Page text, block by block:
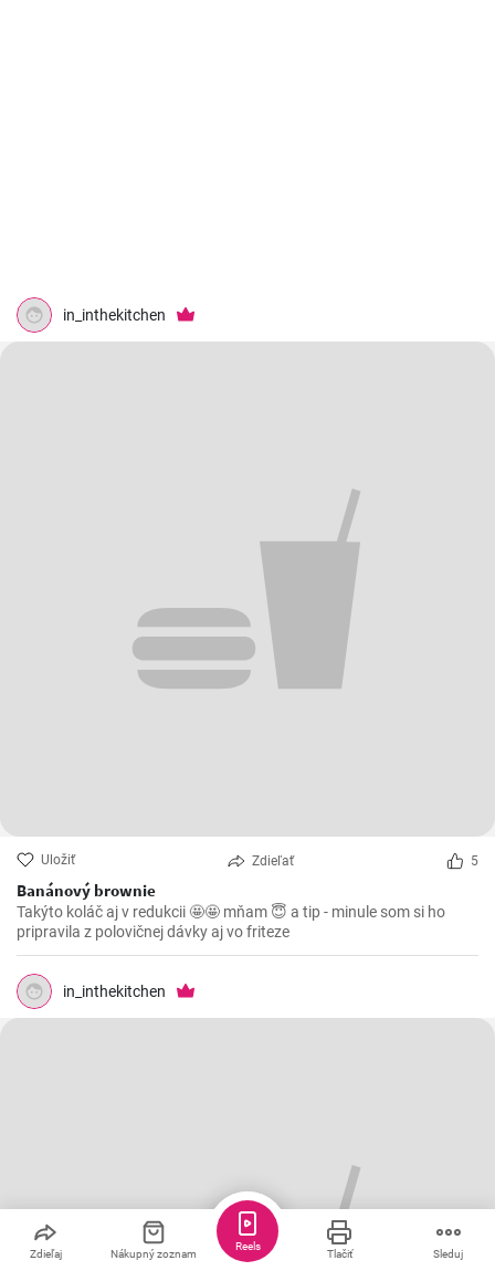
in_inthekitchen
Uložiť Zdieľať 5
Banánový brownie
Takýto koláč aj v redukcii 🤩🤩 mňam 😇 a tip - minule som si ho
pripravila z polovičnej dávky aj vo friteze
in_inthekitchen
Zdieľaj Nákupný zoznam Tlačiť Sleduj
Reels